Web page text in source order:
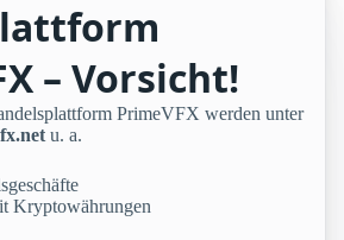
– Vorsicht!
PrimeVFX werden unter
u. a.
Kryptowährungen